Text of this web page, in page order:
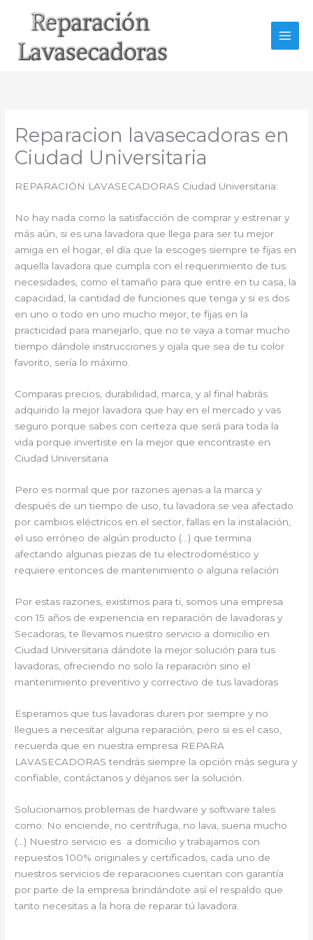
Reparacion lavasecadoras en
Ciudad Universitaria
REPARACIÓN LAVASECADORAS Ciudad Universitaria:
No hay nada como la satisfacción de comprar y estrenar y
más aún, si es una lavadora que llega para ser tu mejor
amiga en el hogar, el día que la escoges siempre te fijas en
aquella lavadora que cumpla con el requerimiento de tus
necesidades, como el tamaño para que entre en tu casa, la
capacidad, la cantidad de funciones que tenga y si es dos
en uno o todo en uno mucho mejor, te fijas en la
practicidad para manejarlo, que no te vaya a tomar mucho
tiempo dándole instrucciones y ojala que sea de tu color
favorito, sería lo máximo.
Comparas precios, durabilidad, marca, y al final habrás
adquirido la mejor lavadora que hay en el mercado y vas
seguro porque sabes con certeza que será para toda la
vida porque invertiste en la mejor que encontraste en
Ciudad Universitaria
Pero es normal que por razones ajenas a la marca y
después de un tiempo de uso, tu lavadora se vea afectado
por cambios eléctricos en el sector, fallas en la instalación,
el uso erróneo de algún producto (…) que termina
afectando algunas piezas de tu electrodoméstico y
requiere entonces de mantenimiento o alguna relación
Por estas razones, existimos para ti, somos una empresa
con 15 años de experiencia en reparación de lavadoras y
Secadoras, te llevamos nuestro servicio a domicilio en
Ciudad Universitaria dándote la mejor solución para tus
lavadoras, ofreciendo no solo la reparación sino el
mantenimiento preventivo y correctivo de tus lavadoras
Esperamos que tus lavadoras duren por siempre y no
llegues a necesitar alguna reparación, pero si es el caso,
recuerda que en nuestra empresa REPARA
LAVASECADORAS tendrás siempre la opción más segura y
confiable, contáctanos y déjanos ser la solución.
Solucionamos problemas de hardware y software tales
como: No enciende, no centrifuga, no lava, suena mucho
(…) Nuestro servicio es a domicilio y trabajamos con
repuestos 100% originales y certificados, cada uno de
nuestros servicios de reparaciones cuentan con garantía
por parte de la empresa brindándote así el respaldo que
tanto necesitas a la hora de reparar tú lavadora.